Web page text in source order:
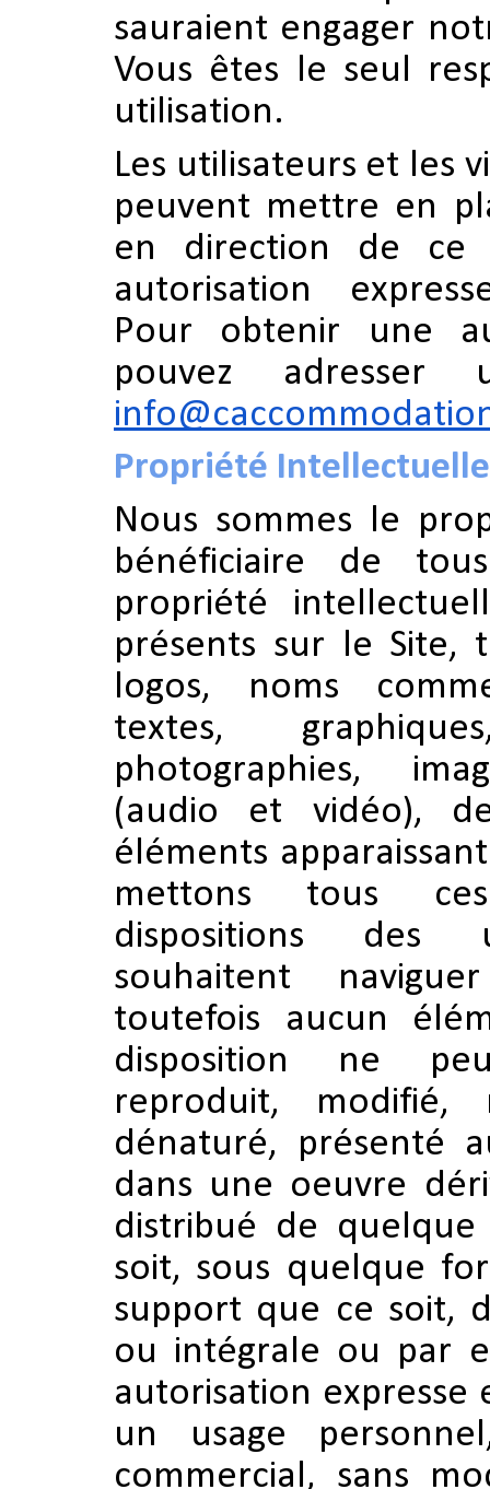
sauraient engager
Vous êtes le seul
utilisation.
Les utilisateurs et les
peuvent mettre en
en direction de ce
autorisation
Pour obtenir une
pouvez
Propriété Intellectuelle
Nous sommes le
bénéficiaire de
propriété
présents sur le Site,
logos, noms
textes,
photographies,
(audio et vidéo),
éléments
mettons tous
dispositions des
souhaitent
toutefois aucun
disposition ne
reproduit, modifié,
dénaturé, présenté
dans une oeuvre
distribué de
soit, sous quelque
support que ce soit,
ou intégrale ou par
autorisation expresse
un usage
commercial, sans